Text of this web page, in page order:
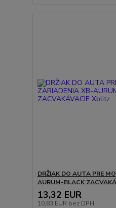
DRŽIAK DO AUTA PRE
AURUM-BLACK
13,32 EUR
10,83 EUR bez DPH